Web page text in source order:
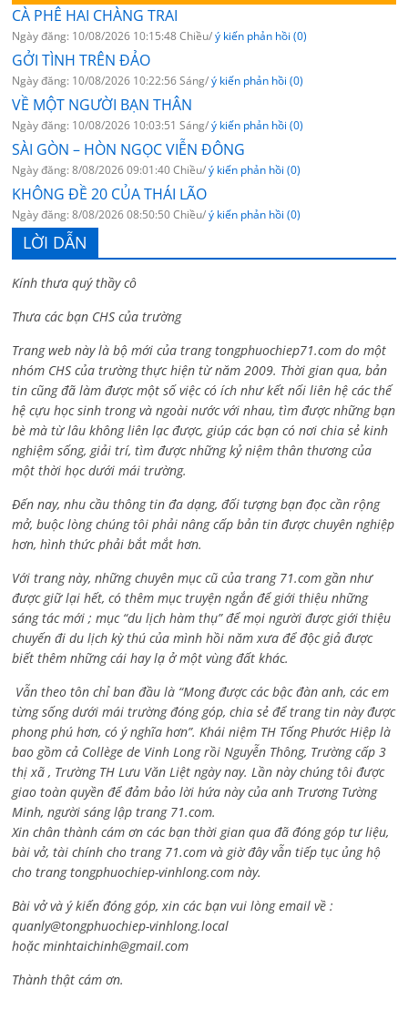
CÀ PHÊ HAI CHÀNG TRAI
Ngày đăng: 10/08/2026 10:15:48 Chiều/ý kiến phản hồi (0)
GỞI TÌNH TRÊN ĐẢO
Ngày đăng: 10/08/2026 10:22:56 Sáng/ý kiến phản hồi (0)
VỀ MỘT NGƯỜI BẠN THÂN
Ngày đăng: 10/08/2026 10:03:51 Sáng/ý kiến phản hồi (0)
SÀI GÒN – HÒN NGỌC VIỄN ĐÔNG
Ngày đăng: 8/08/2026 09:01:40 Chiều/ý kiến phản hồi (0)
KHÔNG ĐỀ 20 CỦA THÁI LÃO
Ngày đăng: 8/08/2026 08:50:50 Chiều/ý kiến phản hồi (0)
LỜI DẪN
Kính thưa quý thầy cô
Thưa các bạn CHS của trường
Trang web này là bộ mới của trang tongphuochiep71.com do một
nhóm CHS của trường thực hiện từ năm 2009. Thời gian qua, bản
tin cũng đã làm được một số việc có ích như kết nối liên hệ các thế
hệ cựu học sinh trong và ngoài nước với nhau, tìm được những bạn
bè mà từ lâu không liên lạc được, giúp các bạn có nơi chia sẻ kinh
nghiệm sống, giải trí, tìm được những kỷ niệm thân thương của
một thời học dưới mái trường.
Đến nay, nhu cầu thông tin đa dạng, đối tượng bạn đọc cần rộng
mở, buộc lòng chúng tôi phải nâng cấp bản tin được chuyên nghiệp
hơn, hình thức phải bắt mắt hơn.
Với trang này, những chuyên mục cũ của trang 71.com gần như
được giữ lại hết, có thêm mục truyện ngắn để giới thiệu những
sáng tác mới ; mục “du lịch hàm thụ” để mọi người được giới thiệu
chuyến đi du lịch kỳ thú của mình hồi năm xưa để độc giả được
biết thêm những cái hay lạ ở một vùng đất khác.
Vẫn theo tôn chỉ ban đầu là “Mong được các bậc đàn anh, các em
từng sống dưới mái trường đóng góp, chia sẻ để trang tin này được
phong phú hơn, có ý nghĩa hơn”. Khái niệm TH Tống Phước Hiệp là
bao gồm cả Collège de Vinh Long rồi Nguyễn Thông, Trường cấp 3
thị xã , Trường TH Lưu Văn Liệt ngày nay. Lần này chúng tôi được
giao toàn quyền để đảm bảo lời hứa này của anh Trương Tường
Minh, người sáng lập trang 71.com.
Xin chân thành cám ơn các bạn thời gian qua đã đóng góp tư liệu,
bài vở, tài chính cho trang 71.com và giờ đây vẫn tiếp tục ủng hộ
cho trang tongphuochiep-vinhlong.com này.
Bài vở và ý kiến đóng góp, xin các bạn vui lòng email về :
quanly@tongphuochiep-vinhlong.local
hoặcminhtaichinh@gmail.com
Thành thật cám ơn.